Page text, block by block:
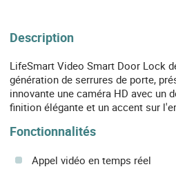
Description
LifeSmart Video Smart Door Lock
génération de serrures de porte,
innovante une caméra HD avec un
finition élégante et un accent sur
Fonctionnalités
Appel vidéo en temps réel